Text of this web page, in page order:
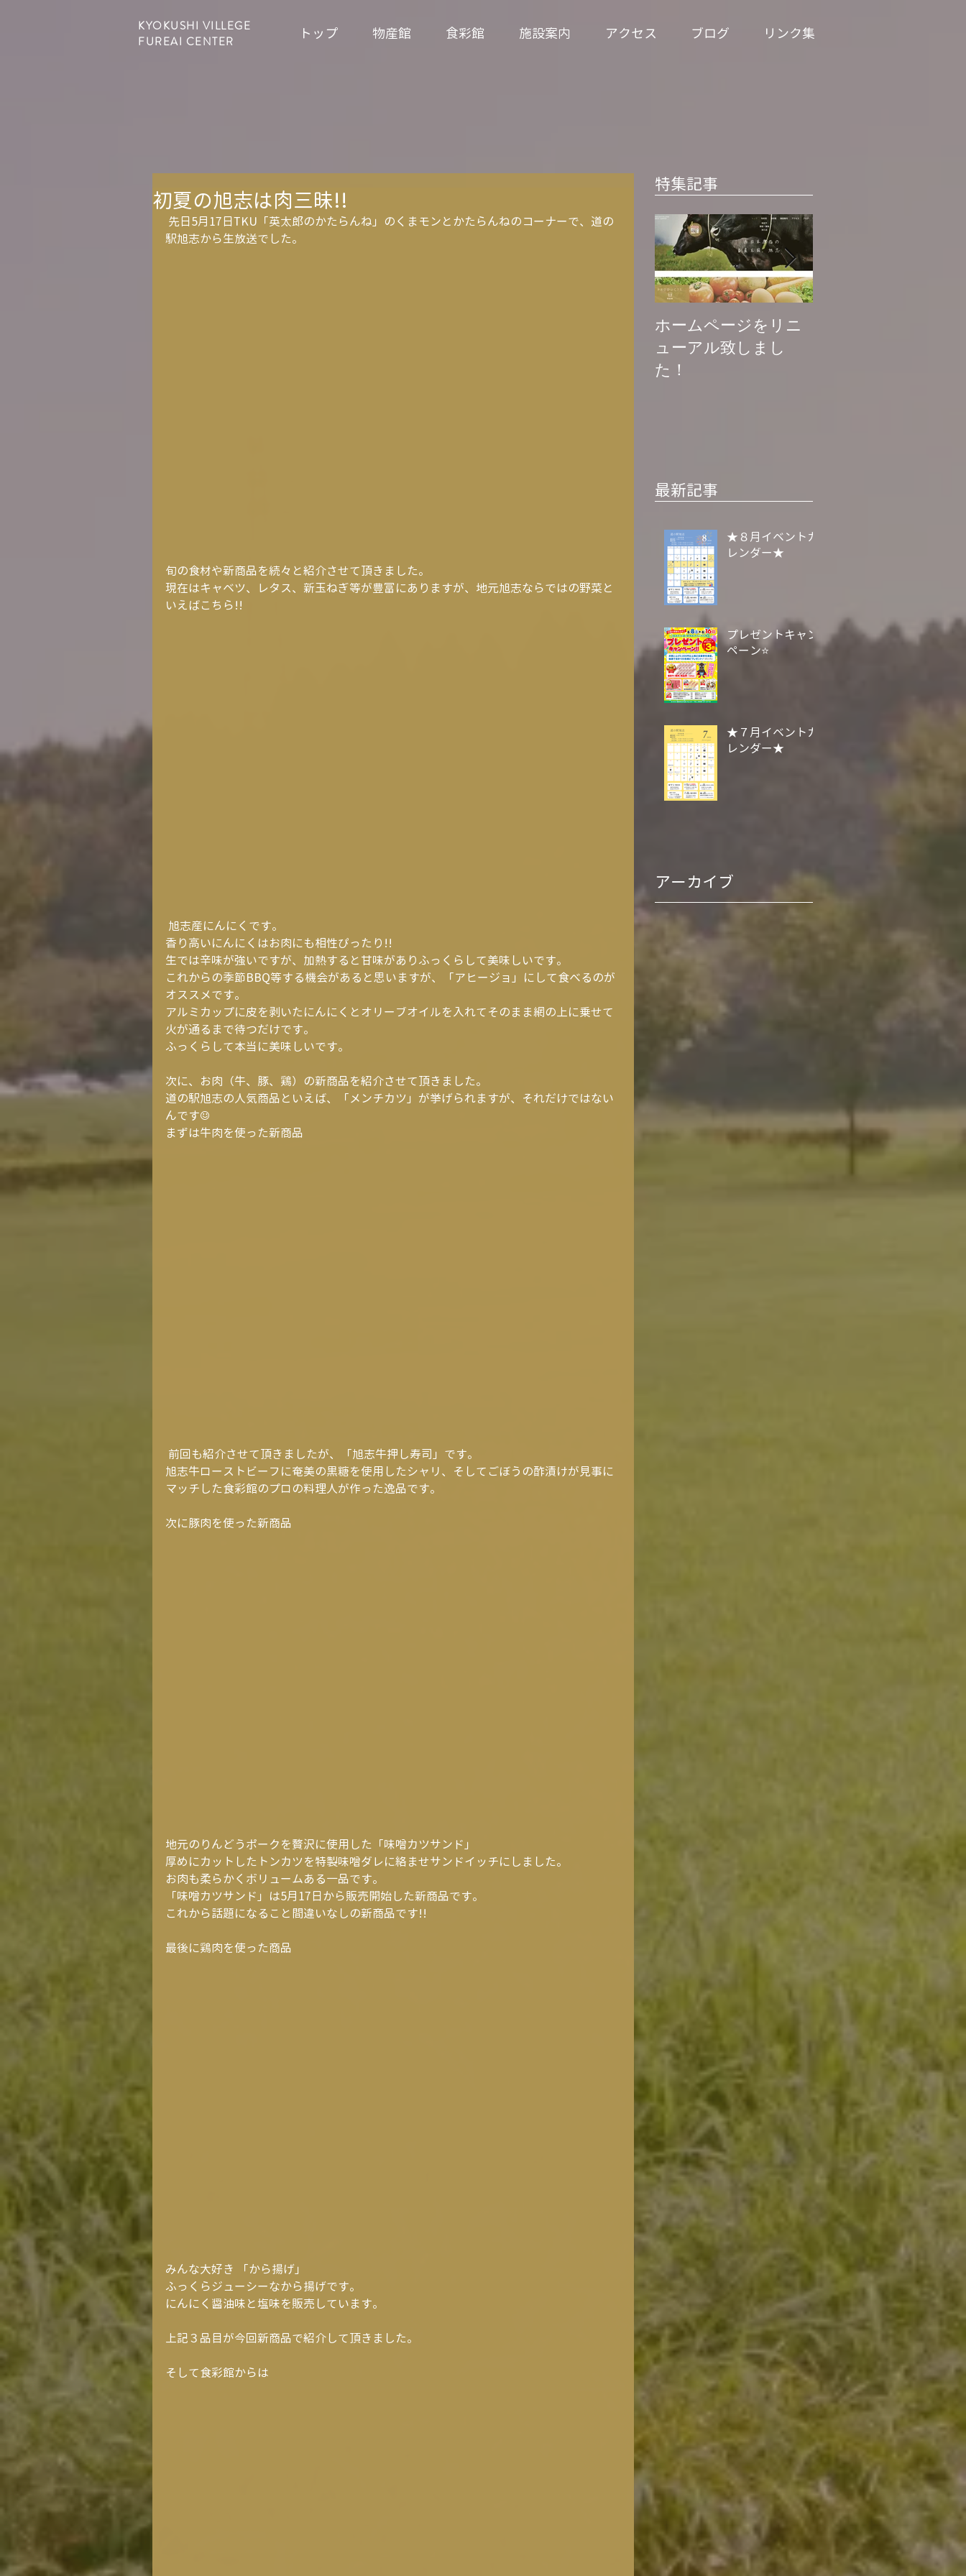
KYOKUSHI VILLEGE
FUREAI CENTER
トップ 物産館 食彩館 施設案内 アクセス ブログ リンク集
初夏の旭志は肉三昧!!
駅旭志から生放送でした。
旬の食材や新商品を続々と紹介させて頂きました。
現在はキャベツ、レタス、新玉ねぎ等が豊富にありますが、地元旭志ならではの野菜と
いえばこちら!!
旭志産にんにくです。
香り高いにんにくはお肉にも相性ぴったり!!
生では辛味が強いですが、加熱すると甘味がありふっくらして美味しいです。
これからの季節BBQ等する機会があると思いますが、「アヒージョ」にして食べるのが
オススメです。
アルミカップに皮を剥いたにんにくとオリーブオイルを入れてそのまま網の上に乗せて
火が通るまで待つだけです。
ふっくらして本当に美味しいです。
次に、お肉（牛、豚、鶏）の新商品を紹介させて頂きました。
道の駅旭志の人気商品といえば、「メンチカツ」が挙げられますが、それだけではない
んです☺
まずは牛肉を使った新商品
前回も紹介させて頂きましたが、「旭志牛押し寿司」です。
旭志牛ローストビーフに奄美の黒糖を使用したシャリ、そしてごぼうの酢漬けが見事に
マッチした食彩館のプロの料理人が作った逸品です。
次に豚肉を使った新商品
地元のりんどうポークを贅沢に使用した「味噌カツサンド」
厚めにカットしたトンカツを特製味噌ダレに絡ませサンドイッチにしました。
お肉も柔らかくボリュームある一品です。
「味噌カツサンド」は5月17日から販売開始した新商品です。
これから話題になること間違いなしの新商品です!!
最後に鶏肉を使った商品
みんな大好き 「から揚げ」
ふっくらジューシーなから揚げです。
にんにく醤油味と塩味を販売しています。
上記３品目が今回新商品で紹介して頂きました。
そして食彩館からは
特集記事
ホームページをリニ
ューアル致しまし
た！
最新記事
★８月イベントカ
レンダー★
プレゼントキャン
ペーン⭐
★７月イベントカ
レンダー★
アーカイブ